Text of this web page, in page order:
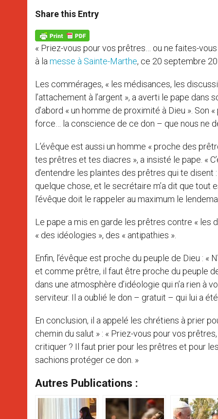
t
s
p
p
s
e
g
e
r
e
b
k
Share this Entry
« Priez-vous pour vos prêtres… ou ne faites-
à la messe à Sainte-Marthe, ce 20 septembre
Les commérages, « les médisances, les
l’attachement à l’argent », a averti le pape
d’abord « un homme de proximité à Dieu ». Son
force… la conscience de ce don – que nous ne
L’évêque est aussi un homme « proche des
tes prêtres et tes diacres », a insisté le pape. «
d’entendre les plaintes des prêtres qui te disent :
quelque chose, et le secrétaire m’a dit que tout
l’évêque doit le rappeler au maximum le
Le pape a mis en garde les prêtres contre « les
« des idéologies », des « antipathies ».
Enfin, l’évêque est proche du peuple de Dieu : «
et comme prêtre, il faut être proche du peuple
dans une atmosphère d’idéologie qui n’a rien à
serviteur. Il a oublié le don – gratuit – qui lui a
En conclusion, il a appelé les chrétiens à prier
chemin du salut » : « Priez-vous pour vos
critiquer ? Il faut prier pour les prêtres et pour
sachions protéger ce don. »
Autres Publications :